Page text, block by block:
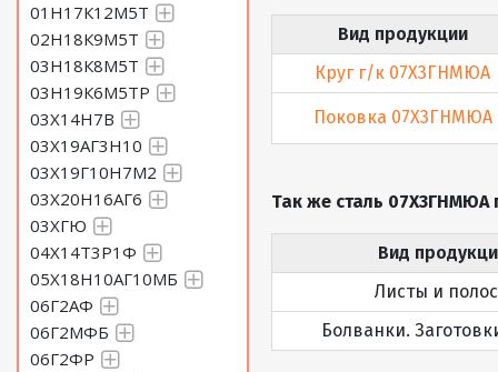
01Н17К12М5Т
02Н18К9М5Т
03Н18К8М5Т
03Н19К6М5ТР
03Х14Н7В
03Х19АГ3Н10
03Х19Г10Н7М2
03Х20Н16АГ6
03ХГЮ
04Х14Т3Р1Ф
05Х18Н10АГ10МБ
06Г2АФ
06Г2МФБ
06Г2ФР
Вид продукции
Круг г/к 07Х3ГНМЮА
Поковка 07Х3ГНМЮА
Так же сталь 07Х3ГНМЮА
Вид
Листы и
Болванки.